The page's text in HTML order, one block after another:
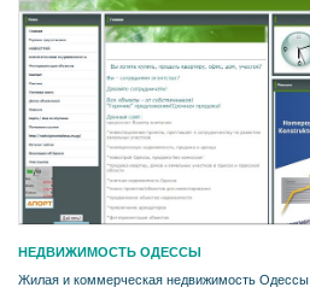
НЕДВИЖИМОСТЬ ОДЕССЫ
Жилая и коммерческая недвижимость Одессы